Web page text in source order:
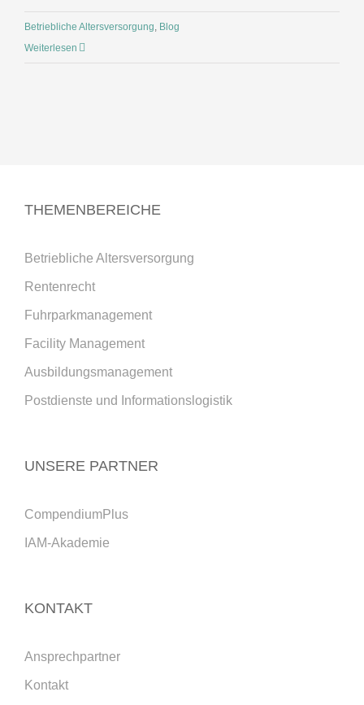
Betriebliche Altersversorgung, Blog
Weiterlesen
THEMENBEREICHE
Betriebliche Altersversorgung
Rentenrecht
Fuhrparkmanagement
Facility Management
Ausbildungsmanagement
Postdienste und Informationslogistik
UNSERE PARTNER
CompendiumPlus
IAM-Akademie
KONTAKT
Ansprechpartner
Kontakt